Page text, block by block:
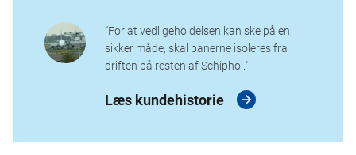
“For at vedligeholdelsen kan ske på en
sikker måde, skal banerne isoleres fra
driften på ​​resten af ​​Schiphol."
Læs kundehistorie